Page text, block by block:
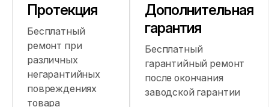
Протекция
Бесплатный
ремонт при
различных
негарантийных
повреждениях
товара
Дополнительная
гарантия
Бесплатный
гарантийный ремонт
после окончания
заводской гарантии